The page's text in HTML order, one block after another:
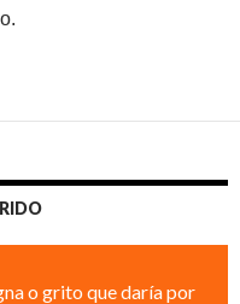
o grito que daría por